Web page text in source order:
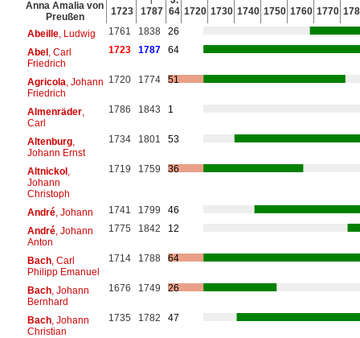
Anna Amalia von
Preußen
1723
1787 64 1720 1730 1740 1750 1760 1770
Abeille, Ludwig 1761 1838
26
Abel, Carl
Friedrich
1723 1787 64
Agricola , Johann
Friedrich
1720 1774 51
Almenräder,
Carl
1786 1843 1
Altenburg,
Johann Ernst
1734 1801 53
Altnickol,
Johann
Christoph
1719 1759 36
André, Johann 1741 1799
46
André, Johann
Anton
1775 1842 12
Bach, Carl
Philipp Emanuel
1714 1788 64
Bach, Johann
Bernhard
1676 1749 26
Bach, Johann
Christian
1735 1782 47